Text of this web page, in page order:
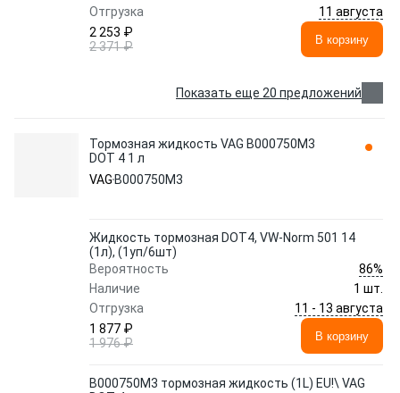
Отгрузка
11 августа
2 253 ₽
2 371 ₽
В корзину
Показать еще 20 предложений
Тормозная жидкость VAG B000750M3
DOT 4 1 л
VAG B000750M3
Жидкость тормозная DOT4, VW-Norm 501 14
(1л), (1уп/6шт)
Вероятность
86%
Наличие
1 шт.
Отгрузка
11 - 13 августа
1 877 ₽
1 976 ₽
В корзину
B000750M3 тормозная жидкость (1L) EU!\ VAG